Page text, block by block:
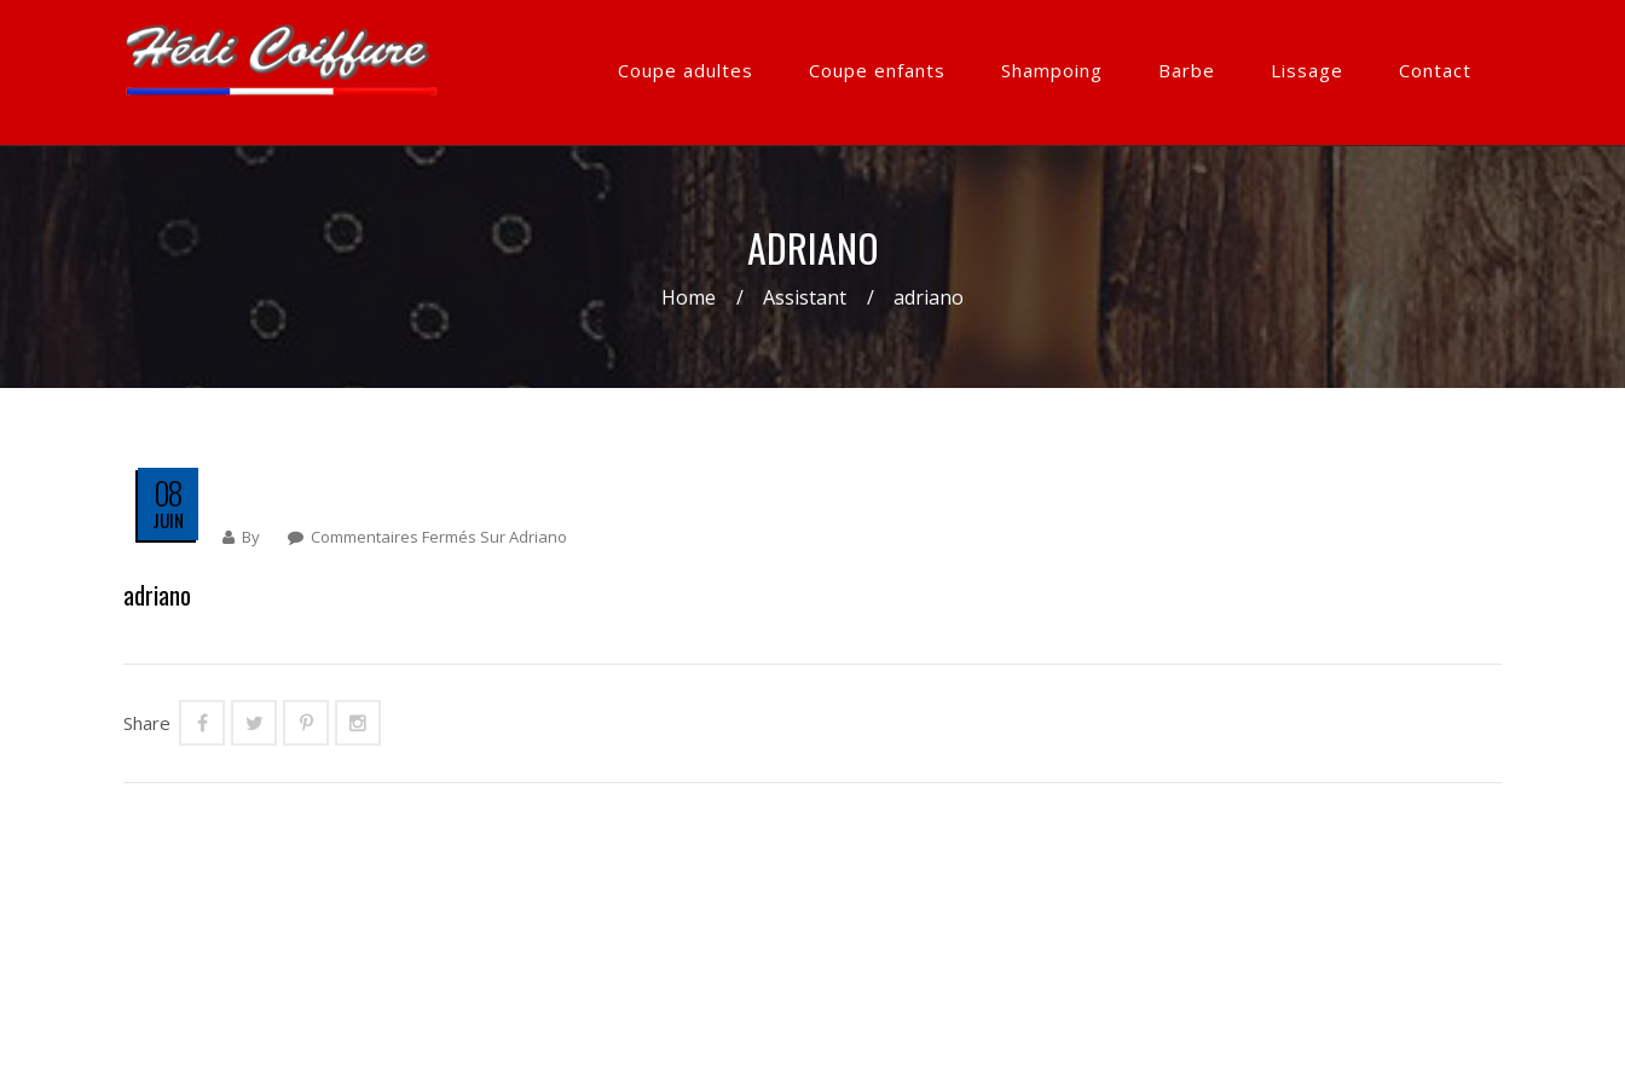
Coupe adultes Coupe enfants Shampoing Barbe Lissage Contact
ADRIANO
Home Assistant adriano
08
JUIN
By Commentaires Fermés Sur Adriano
adriano
Share